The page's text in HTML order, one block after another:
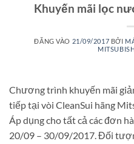
Khuyến mãi lọc
ĐĂNG VÀO 21/09/2017 BỞI
Chương trình khuyến mãi
tiếp tại vòi CleanSui hãng
Áp dụng cho tất cả các đơn
20/09 – 30/09/2017. Đối